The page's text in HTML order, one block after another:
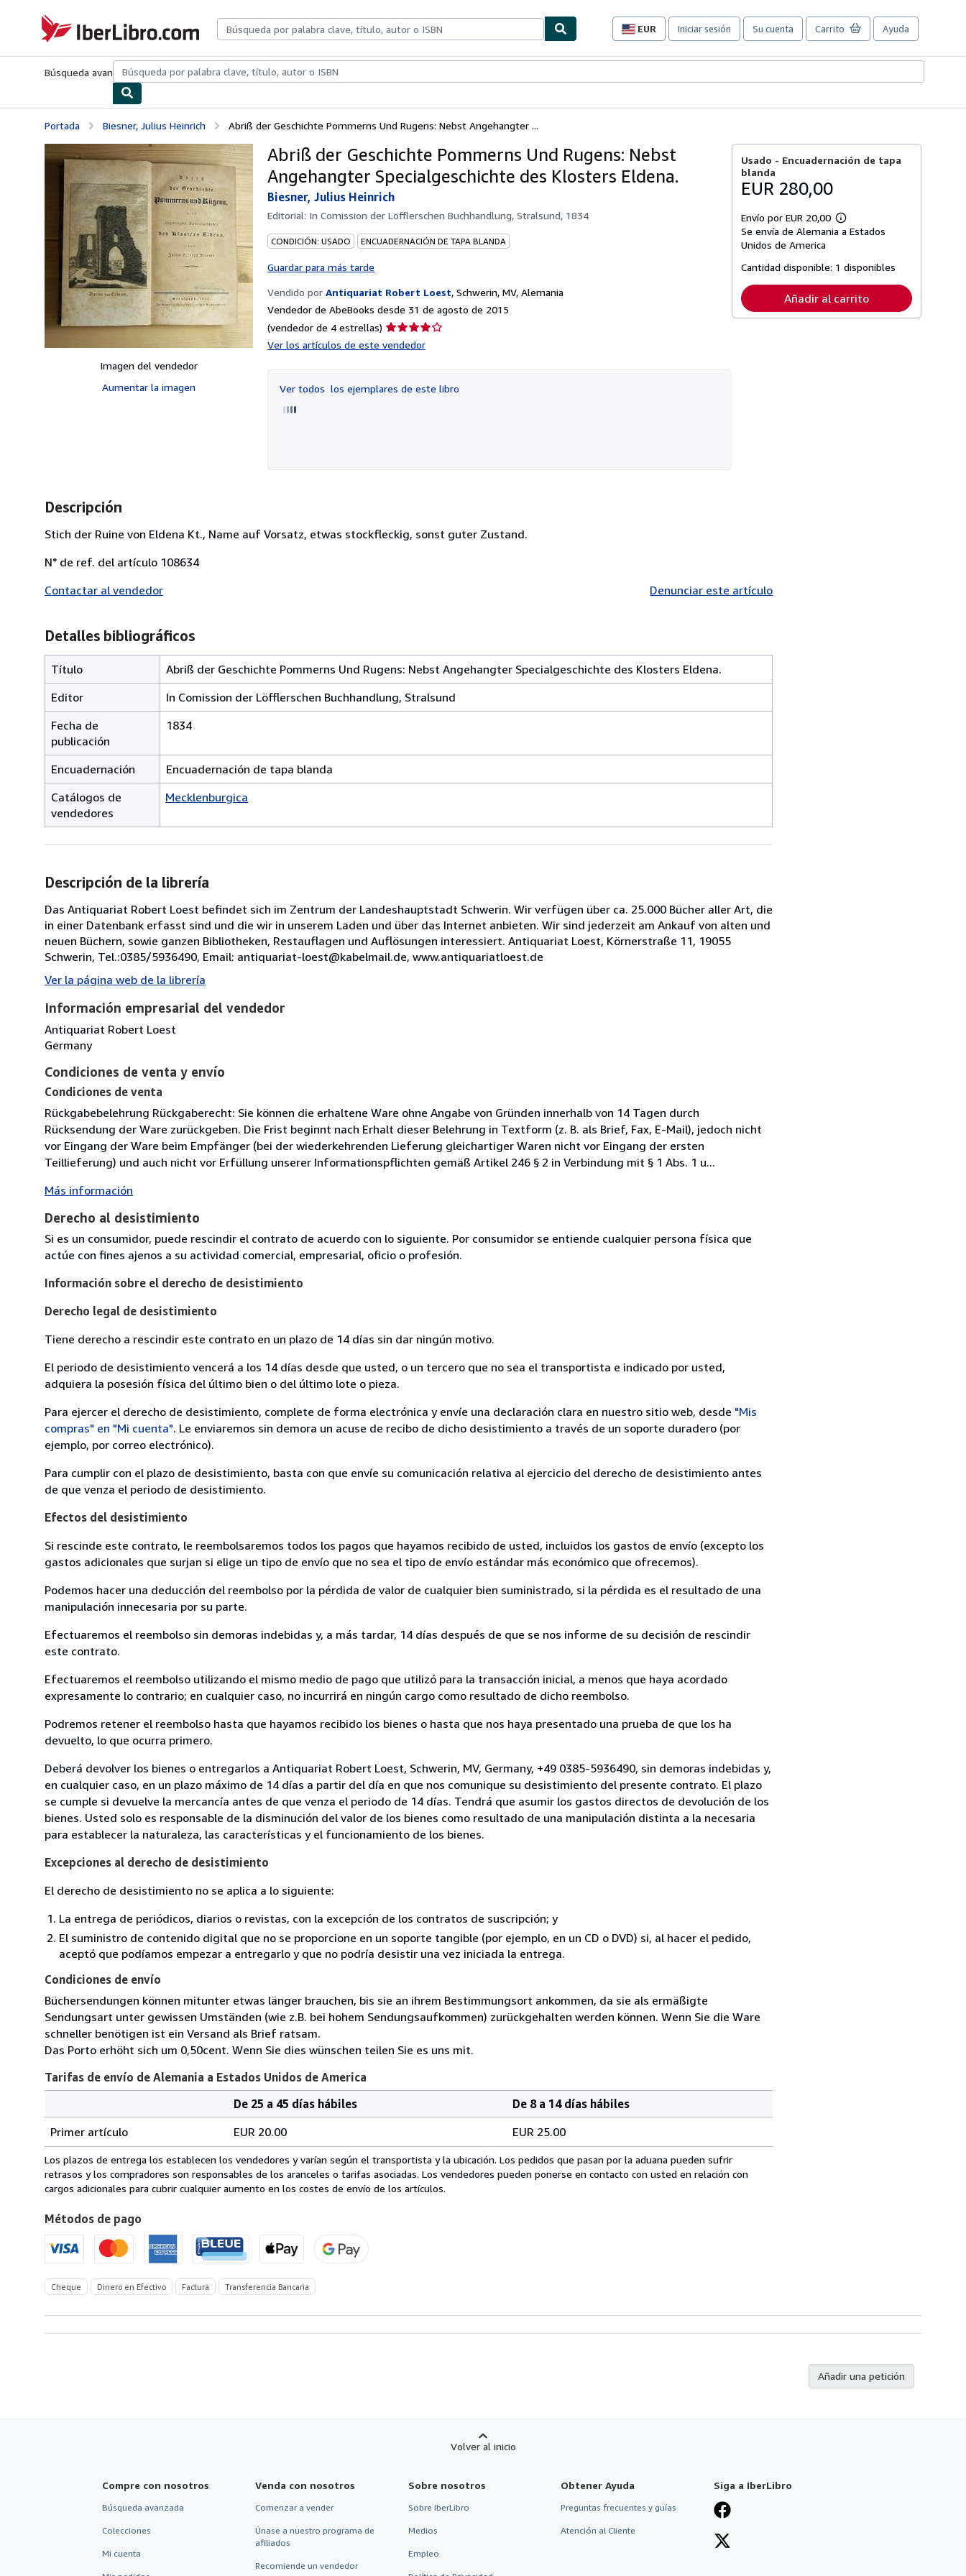
IberLibro.com
EUR
Preferencias
compra
sitio.
Iniciar sesión Su cuenta Carrito Ayuda
Búsqueda avanzadaColecciones Libros antiguosArte y coleccionismo
Portada Biesner, Julius Heinrich Abriß der Geschichte Pommerns Und Rugens: Nebst Angehangter ...
Imagen del vendedor
Aumentar la imagen
Abriß der Geschichte Pommerns Und Rugens: Nebst
Angehangter Specialgeschichte des Klosters Eldena.
Biesner, Julius Heinrich
Editorial: In Comission der Löfflerschen Buchhandlung, Stralsund, 1834
CONDICIÓN: USADO ENCUADERNACIÓN DE TAPA BLANDA
Guardar para más tarde
Vendido por Antiquariat Robert Loest, Schwerin, MV, Alemania
Vendedor de AbeBooks desde 31 de agosto de 2015
(vendedor de 4 estrellas) Calificación
Ver los artículos de este vendedor
Ver todos los ejemplares de este libro
Usado - Encuadernación de tapa
blanda
EUR 280,00
Envío por EUR 20,00
Más
información
tarifas
envío
Se envía de Alemania a Estados
Unidos de America
Cantidad disponible: 1 disponibles
Añadir al carrito
Descripción
Stich der Ruine von Eldena Kt., Name auf Vorsatz, etwas stockfleckig, sonst guter Zustand.
N° de ref. del artículo 108634
Contactar al vendedor
Denunciar este artículo
Detalles bibliográficos
Título
Abriß der Geschichte Pommerns Und Rugens: Nebst Angehangter Specialgeschichte des Klosters Eldena.
Editor
In Comission der Löfflerschen Buchhandlung, Stralsund
Fecha de
publicación
1834
Encuadernación
Encuadernación de tapa blanda
Catálogos de
vendedores
Mecklenburgica
Descripción de la librería
Das Antiquariat Robert Loest befindet sich im Zentrum der Landeshauptstadt Schwerin. Wir verfügen über ca. 25.000 Bücher aller Art, die
in einer Datenbank erfasst sind und die wir in unserem Laden und über das Internet anbieten. Wir sind jederzeit am Ankauf von alten und
neuen Büchern, sowie ganzen Bibliotheken, Restauflagen und Auflösungen interessiert. Antiquariat Loest, Körnerstraße 11, 19055
Schwerin, Tel.:0385/5936490, Email: antiquariat-loest@kabelmail.de, www.antiquariatloest.de
Ver la página web de la librería
Información empresarial del vendedor
Antiquariat Robert Loest
Germany
Condiciones de venta y envío
Condiciones de venta
Rückgabebelehrung Rückgaberecht: Sie können die erhaltene Ware ohne Angabe von Gründen innerhalb von 14 Tagen durch
Rücksendung der Ware zurückgeben. Die Frist beginnt nach Erhalt dieser Belehrung in Textform (z. B. als Brief, Fax, E-Mail), jedoch nicht
vor Eingang der Ware beim Empfänger (bei der wiederkehrenden Lieferung gleichartiger Waren nicht vor Eingang der ersten
Teillieferung) und auch nicht vor Erfüllung unserer Informationspflichten gemäß Artikel 246 § 2 in Verbindung mit § 1 Abs. 1 u...
Más información
Derecho al desistimiento
Si es un consumidor, puede rescindir el contrato de acuerdo con lo siguiente. Por consumidor se entiende cualquier persona física que
actúe con fines ajenos a su actividad comercial, empresarial, oficio o profesión.
Información sobre el derecho de desistimiento
Derecho legal de desistimiento
Tiene derecho a rescindir este contrato en un plazo de 14 días sin dar ningún motivo.
El periodo de desistimiento vencerá a los 14 días desde que usted, o un tercero que no sea el transportista e indicado por usted,
adquiera la posesión física del último bien o del último lote o pieza.
Para ejercer el derecho de desistimiento, complete de forma electrónica y envíe una declaración clara en nuestro sitio web, desde "Mis
compras" en "Mi cuenta". Le enviaremos sin demora un acuse de recibo de dicho desistimiento a través de un soporte duradero (por
ejemplo, por correo electrónico).
Para cumplir con el plazo de desistimiento, basta con que envíe su comunicación relativa al ejercicio del derecho de desistimiento antes
de que venza el periodo de desistimiento.
Efectos del desistimiento
Si rescinde este contrato, le reembolsaremos todos los pagos que hayamos recibido de usted, incluidos los gastos de envío (excepto los
gastos adicionales que surjan si elige un tipo de envío que no sea el tipo de envío estándar más económico que ofrecemos).
Podemos hacer una deducción del reembolso por la pérdida de valor de cualquier bien suministrado, si la pérdida es el resultado de una
manipulación innecesaria por su parte.
Efectuaremos el reembolso sin demoras indebidas y, a más tardar, 14 días después de que se nos informe de su decisión de rescindir
este contrato.
Efectuaremos el reembolso utilizando el mismo medio de pago que utilizó para la transacción inicial, a menos que haya acordado
expresamente lo contrario; en cualquier caso, no incurrirá en ningún cargo como resultado de dicho reembolso.
Podremos retener el reembolso hasta que hayamos recibido los bienes o hasta que nos haya presentado una prueba de que los ha
devuelto, lo que ocurra primero.
Deberá devolver los bienes o entregarlos a Antiquariat Robert Loest, Schwerin, MV, Germany, +49 0385-5936490, sin demoras indebidas y,
en cualquier caso, en un plazo máximo de 14 días a partir del día en que nos comunique su desistimiento del presente contrato. El plazo
se cumple si devuelve la mercancía antes de que venza el periodo de 14 días. Tendrá que asumir los gastos directos de devolución de los
bienes. Usted solo es responsable de la disminución del valor de los bienes como resultado de una manipulación distinta a la necesaria
para establecer la naturaleza, las características y el funcionamiento de los bienes.
Excepciones al derecho de desistimiento
El derecho de desistimiento no se aplica a lo siguiente:
La entrega de periódicos, diarios o revistas, con la excepción de los contratos de suscripción; y
El suministro de contenido digital que no se proporcione en un soporte tangible (por ejemplo, en un CD o DVD) si, al hacer el pedido,
aceptó que podíamos empezar a entregarlo y que no podría desistir una vez iniciada la entrega.
Condiciones de envío
Büchersendungen können mitunter etwas länger brauchen, bis sie an ihrem Bestimmungsort ankommen, da sie als ermäßigte
Sendungsart unter gewissen Umständen (wie z.B. bei hohem Sendungsaufkommen) zurückgehalten werden können. Wenn Sie die Ware
schneller benötigen ist ein Versand als Brief ratsam.
Das Porto erhöht sich um 0,50cent. Wenn Sie dies wünschen teilen Sie es uns mit.
Tarifas de envío de Alemania a Estados Unidos de America
de
envío
de
Alemania
Estados
Unidos
de
America
pedido
De 25 a 45 días hábiles
De 8 a 14 días hábiles
Primer artículo
EUR 20.00 EUR 25.00
Los plazos de entrega los establecen los vendedores y varían según el transportista y la ubicación. Los pedidos que pasan por la aduana pueden sufrir
retrasos y los compradores son responsables de los aranceles o tarifas asociadas. Los vendedores pueden ponerse en contacto con usted en relación con
cargos adicionales para cubrir cualquier aumento en los costes de envío de los artículos.
Métodos de pago
Cheque Dinero en Efectivo Factura Transferencia Bancaria
Añadir una petición
Volver al inicio
Compre con nosotros
Búsqueda avanzada
Colecciones
Mi cuenta
Venda con nosotros
Comenzar a vender
Únase a nuestro programa de
afiliados
Recomiende un vendedor
Sobre nosotros
Sobre IberLibro
Medios
Empleo
Obtener Ayuda
Preguntas frecuentes y guías
Atención al Cliente
Siga a IberLibro